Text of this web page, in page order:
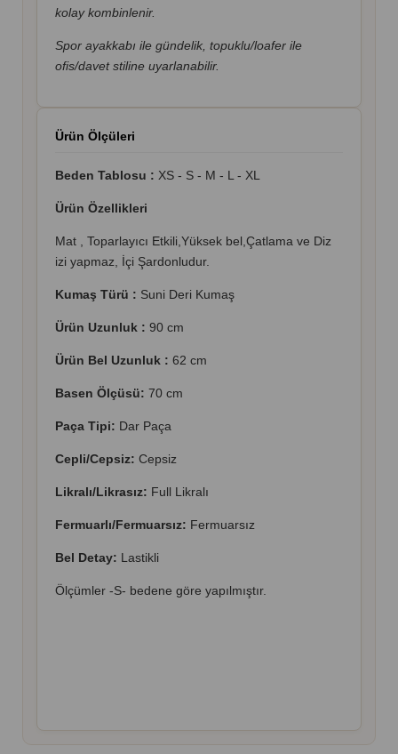
kolay kombinlenir.
Spor ayakkabı ile gündelik, topuklu/loafer ile
ofis/davet stiline uyarlanabilir.
Ürün Ölçüleri
Beden Tablosu : XS - S - M - L - XL
Ürün Özellikleri
Mat , Toparlayıcı Etkili,Yüksek bel,Çatlama ve Diz
izi yapmaz, İçi Şardonludur.
Kumaş Türü : Suni Deri Kumaş
Ürün Uzunluk : 90 cm
Ürün Bel Uzunluk : 62 cm
Basen Ölçüsü: 70 cm
Paça Tipi: Dar Paça
Cepli/Cepsiz: Cepsiz
Likralı/Likrasız: Full Likralı
Fermuarlı/Fermuarsız: Fermuarsız
Bel Detay: Lastikli
Ölçümler -S- bedene göre yapılmıştır.